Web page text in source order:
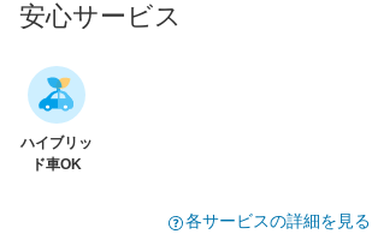
安心サービス
ハイブリッ
ド車OK
各サービスの詳細を見る